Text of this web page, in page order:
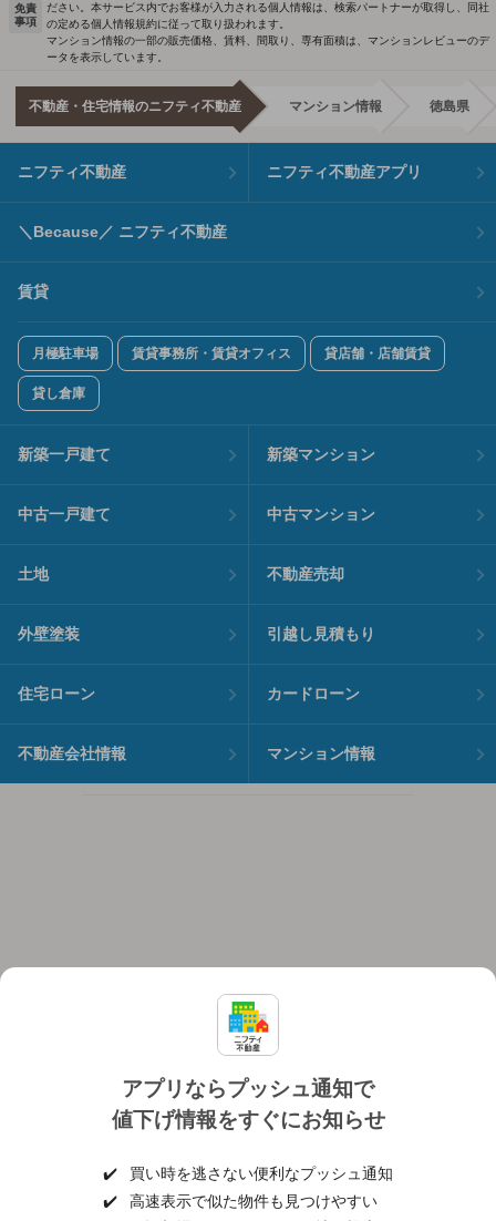
アプリならプッシュ通知で
値下げ情報をすぐにお知らせ
✔️
買い時を逃さない便利なプッシュ通知
✔️
高速表示で似た物件も見つけやすい
免責
事項
ださい。本サービス内でお客様が入力される個人情報は、検索パートナーが取得し、同社
の定める個人情報規約に従って取り扱われます。
マンション情報の一部の販売価格、賃料、間取り、専有面積は、マンションレビューのデ
ータを表示しています。
不動産・住宅情報のニフティ不動産 マンション情報 徳島県
ニフティ不動産 ニフティ不動産アプリ
＼Because／ ニフティ不動産
賃貸
月極駐車場 賃貸事務所・賃貸オフィス 貸店舗・店舗賃貸
貸し倉庫
新築一戸建て 新築マンション
中古一戸建て 中古マンション
土地 不動産売却
外壁塗装 引越し見積もり
住宅ローン カードローン
不動産会社情報 マンション情報
個人情報保護ポリシー 利用規約
ヘルプ・お問い合わせ 採用情報